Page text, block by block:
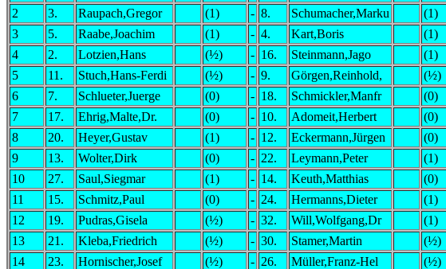
2
3. Raupach,Gregor (1) - 8. Schumacher,Marku (1)
3
5. Raabe,Joachim (1) - 4. Kart,Boris (1)
4
2. Lotzien,Hans (½) - 16. Steinmann,Jago (1)
5
11. Stuch,Hans-Ferdi (½) - 9. Görgen,Reinhold, (½)
6
7. Schlueter,Juerge (0) - 18. Schmickler,Manfr (0)
7
17. Ehrig,Malte,Dr. (0) - 10. Adomeit,Herbert (0)
8
20. Heyer,Gustav (1) - 12. Eckermann,Jürgen (0)
9
13. Wolter,Dirk (0) - 22. Leymann,Peter (1)
10
27. Saul,Siegmar (1) - 14. Keuth,Matthias (0)
11
15. Schmitz,Paul (0) - 24. Hermanns,Dieter (1)
12
19. Pudras,Gisela (½) - 32. Will,Wolfgang,Dr (1)
13
21. Kleba,Friedrich (½) - 30. Stamer,Martin (½)
14
23. Hornischer,Josef (½) - 26. Müller,Franz-Hel (½)